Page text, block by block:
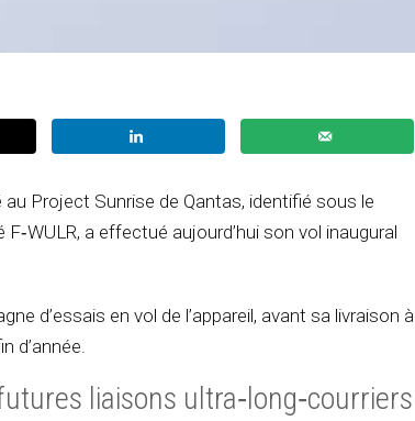
au Project Sunrise de Qantas, identifié sous le
a effectué aujourd’hui son vol inaugural
d’essais en vol de l’appareil, avant sa livraison à
d’année.
liaisons ultra‑long‑courriers